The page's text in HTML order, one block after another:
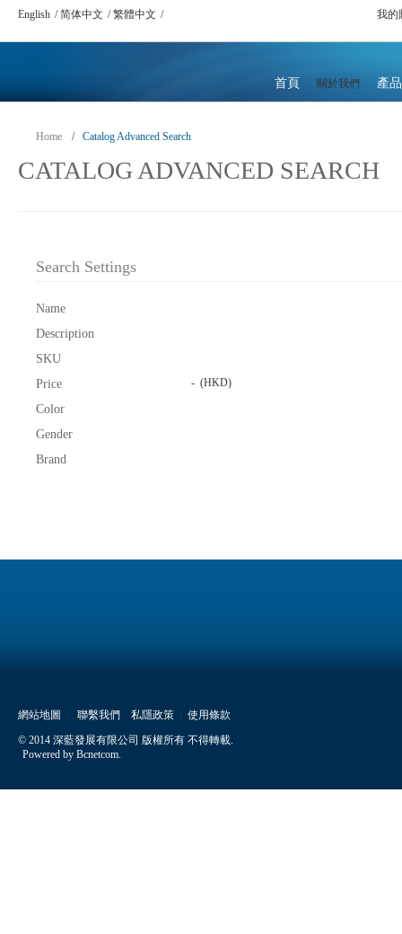
English 简体中文 繁體中文 我的
首頁 關於我們 產品
Home / Catalog Advanced Search
CATALOG ADVANCED SEARCH
Search Settings
Name
Description
SKU
Price
- (HKD)
Color
Gender
Brand
網站地圖 聯繫我們 私隱政策
使用條款
© 2014 深藍發展有限公司 版權所有 不得轉載.
Powered by Bcnetcom.